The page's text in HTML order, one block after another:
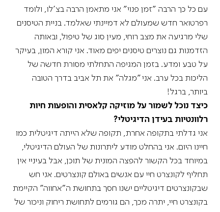
עם כל כך הרבה "זמן פנוי" אני מתאמן הרבה בצ'לו, ולומד
רפרטואר חדש שמעולם לא דמיינתי שאלמד. בניית הטיסנים
שלי מרגיעה את מצב רוחי, מעין סוג של טיפול, ובאותה
הזדמנות גם נוצרים טיסנים יפים מאוד. אני קורא המון, בעיקר
על טבע ומדע. בזמן המגיפה התחלתי מסורת חדשה של
הליכות בכל ערב. אני "מגלה" את תל אביב בדרך הטובה
ביותר, ברגל!
כיצד נוכל לשמור על מוזיקה קלאסית והופעות חיות
רלוונטיות בעידן הדיגיטלי?
אני גדלתי בתקופה אחרת, תקופה שלא הייתה דיגיטלית כמו
חיינו היום. אני בהחלט מודע ליתרונות של העולם הדיגיטלי,
במיוחד בכל הקשור להפצה המונית של תוכן, אבל בעיניי אין
תחליף לקונצרט חיי עם אנשים באולם קונצרטים. אני חש
שבקונצרטים דיגיטליים ישנו חסך בתחושת ה"אחווה" הקיימת
בקונצרט חיי, יתרה מכך, הם גורמים לתחושת ריחוק וניכור של